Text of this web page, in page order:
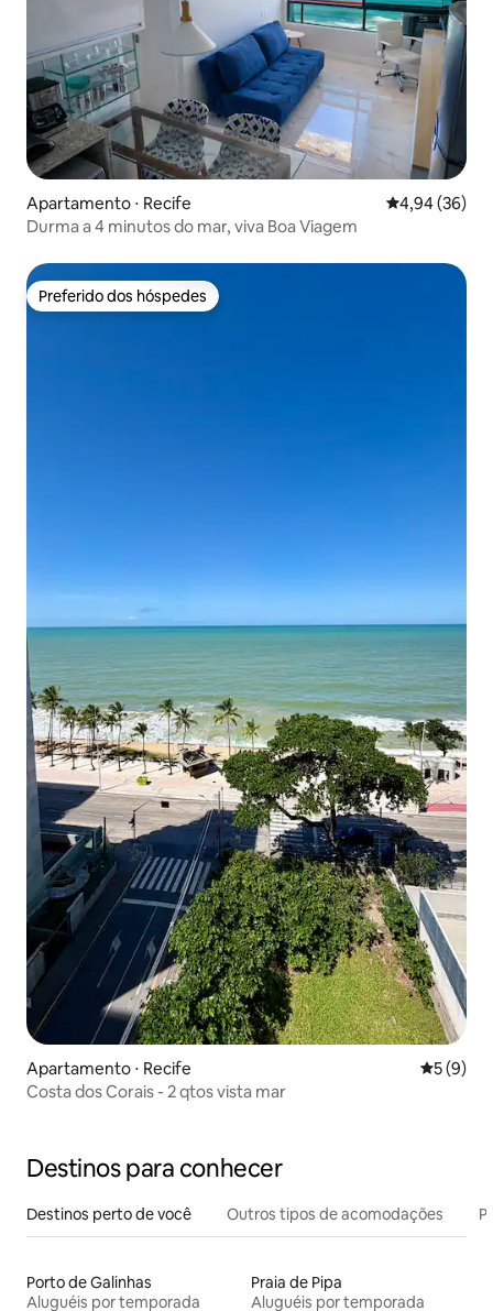
Apartamento ⋅ Recife 4,94 de uma
4,94 (36)
Durma a 4 minutos do mar, viva Boa Viagem
Preferido dos hóspedes
Preferido dos hóspedes
Apartamento ⋅ Recife 5 de
5 (9)
Costa dos Corais - 2 qtos vista mar
Destinos para conhecer
Destinos perto de você Outros tipos de acomodações
Porto de Galinhas
Aluguéis por temporada
Praia de Pipa
Aluguéis por temporada